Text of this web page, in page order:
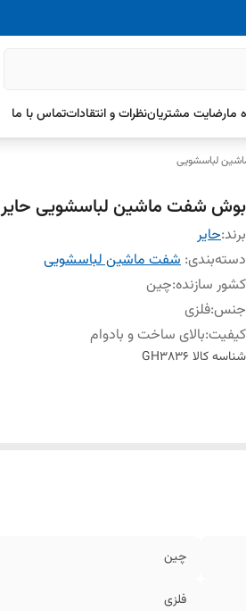
مارضایت مشتریاننظرات و انتقاداتتماس با ما
لباسشویی
بوش شفت ماشین لباسشویی حایر
برند:حایر
دسته‌بندی: شفت ماشین لباسشویی
کشور سازنده:چین
جنس:فلزی
کیفیت:بالای ساخت و بادوام
شناسه کالا GH3836
چین
فلزی